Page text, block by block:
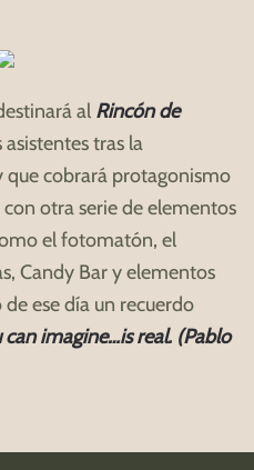
al Rincón de
tras la
que cobrará protagonismo
otra serie de elementos
el fotomatón, el
Candy Bar y elementos
ese día un recuerdo
imagine…is real. (Pablo